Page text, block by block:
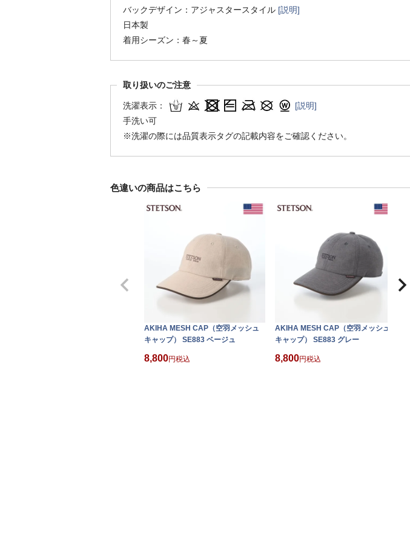
バックデザイン：アジャスタースタイル [説明]
日本製
着用シーズン：春～夏
取り扱いのご注意
洗濯表示：
[説明]
手洗い可
※洗濯の際には品質表示タグの記載内容をご確認ください。
色違いの商品はこちら
AKIHA MESH CAP（空羽メッシュ
キャップ） SE883 ベージュ
8,800 税込
AKIHA MESH CAP（空羽メッシュ
キャップ） SE883 グレー
8,800 税込